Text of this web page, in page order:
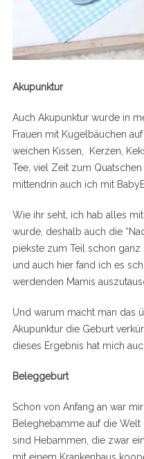
Akupunktur
Auch Akupunktur wurde in
Frauen mit Kugelbäuchen
weichen Kissen, Kerzen,
Tee, viel Zeit zum
mittendrin auch ich mit
Wie ihr seht, ich hab alles
wurde, deshalb auch die
piekste zum Teil schon ganz
und auch hier fand ich es
werdenden Mamis
Und warum macht man das
Akupunktur die Geburt
dieses Ergebnis hat mich
Beleggeburt
Schon von Anfang an war
Beleghebamme auf die
sind Hebammen, die zwar